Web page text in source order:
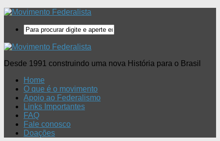
Desde 1991 construindo uma nova História para o Brasil
Home
O que é o movimento
Apoio ao Federalismo
Links Importantes
FAQ
Fale conosco
Doações